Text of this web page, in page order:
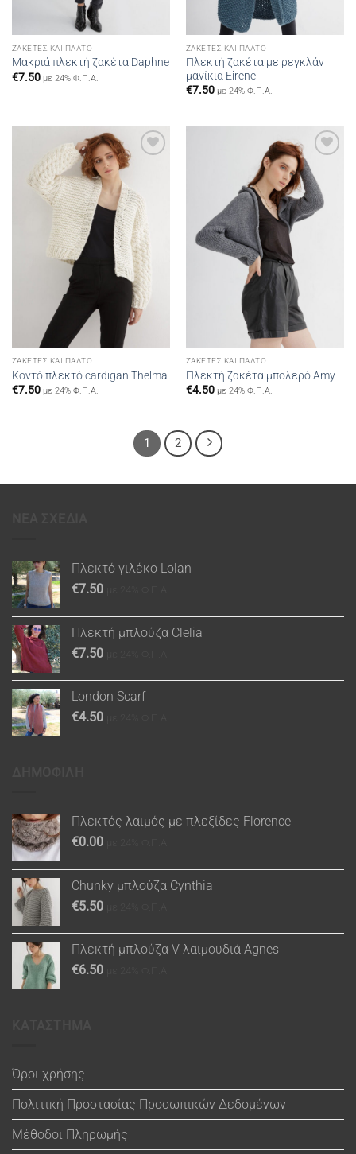
ΖΑΚΈΤΕΣ ΚΑΙ ΠΑΛΤΌ
Μακριά πλεκτή ζακέτα Daphne
€7.50 με 24% Φ.Π.Α.
ΖΑΚΈΤΕΣ ΚΑΙ ΠΑΛΤΌ
Πλεκτή ζακέτα με ρεγκλάν
μανίκια Eirene
€7.50 με 24% Φ.Π.Α.
ΖΑΚΈΤΕΣ ΚΑΙ ΠΑΛΤΌ
Κοντό πλεκτό cardigan Thelma
€7.50 με 24% Φ.Π.Α.
Add to
wishlist
ΖΑΚΈΤΕΣ ΚΑΙ ΠΑΛΤΌ
Πλεκτή ζακέτα μπολερό Amy
€4.50 με 24% Φ.Π.Α.
1 2
Πλεκτό γιλέκο Lolan
€7.50
Πλεκτή μπλούζα Clelia
€7.50
London Scarf
€4.50
Πλεκτός λαιμός με πλεξίδες Florence
€0.00
Chunky μπλούζα Cynthia
€5.50
Πλεκτή μπλούζα V λαιμουδιά Agnes
€6.50
Όροι χρήσης
Πολιτική Προστασίας Προσωπικών Δεδομένων
Μέθοδοι Πληρωμής